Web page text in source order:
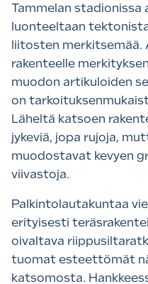
Tammelan stadionissa
luonteeltaan
liitosten merkitsemää.
rakenteelle
muodon artikuloiden
on
Läheltä katsoen
jykeviä, jopa rujoja,
muodostavat kevyen
viivastoja.
Palkintolautakuntaa
erityisesti
oivaltava
tuomat esteettömät
katsomosta.